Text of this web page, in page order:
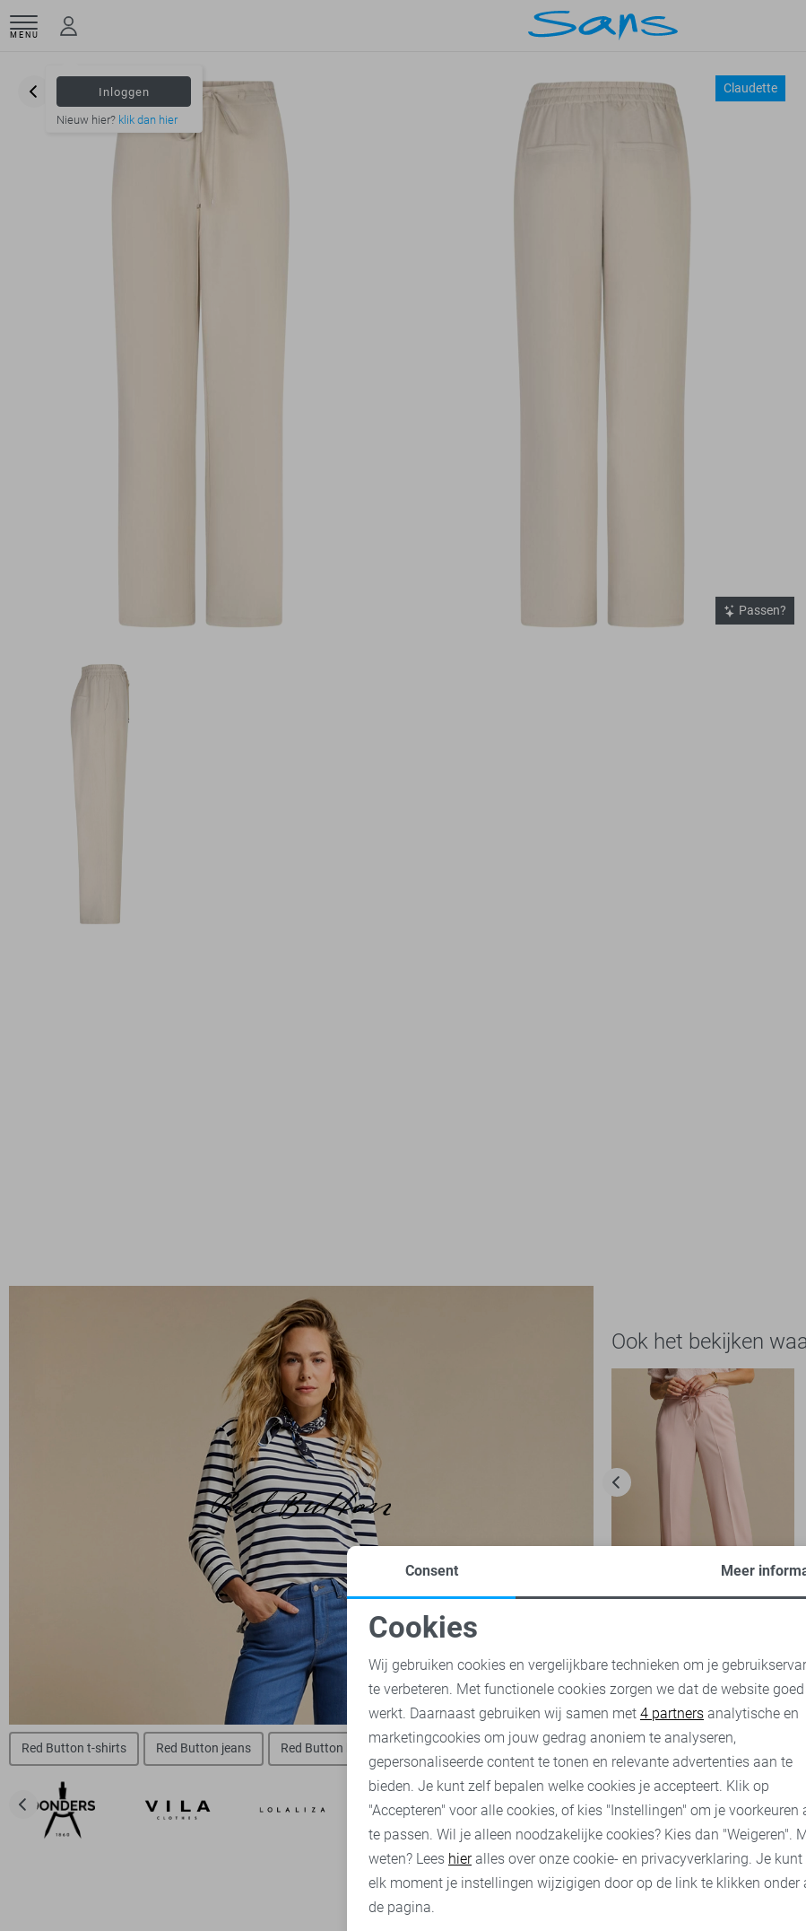
MENU
Inloggen
Nieuw hier? klik dan hier
Claudette
Passen?
Ook het bekijken
Red Button Broek
35,00 69,99
Red Button t-shirts Red Button jeans Red Button broeken Red Button truien Red Button vesten Red Button korte
Noodzakelijke cookies
Analytische cookies Marketing cookies
Consent Meer
Cookies
Wij gebruiken cookies en vergelijkbare technieken om je
te verbeteren. Met functionele cookies zorgen we dat de website goed
werkt. Daarnaast gebruiken wij samen met 4 partners analytische en
marketingcookies om jouw gedrag anoniem te analyseren,
gepersonaliseerde content te tonen en relevante advertenties aan te
bieden. Je kunt zelf bepalen welke cookies je accepteert. Klik op
"Accepteren" voor alle cookies, of kies "Instellingen" om je voorkeuren
te passen. Wil je alleen noodzakelijke cookies? Kies dan "Weigeren".
weten? Lees hieralles over onze cookie- en privacyverklaring. Je kunt
elk moment je instellingen wijzigigen door op de link te klikken onder
de pagina.